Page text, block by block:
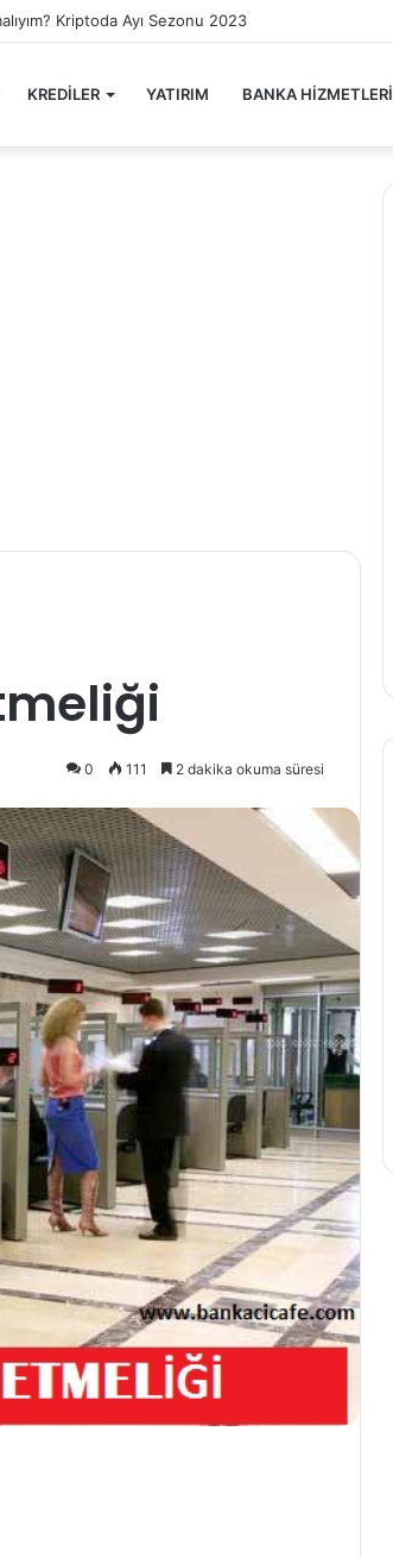
Kriptoda Ayı Sezonu 2023
KREDİLER YATIRIM BANKA HİZMETLERİ
0 111 2 dakika okuma süresi